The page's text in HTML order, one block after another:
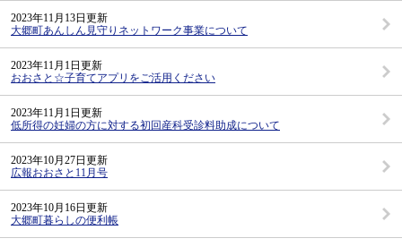
2023年11月13日更新
大郷町あんしん見守りネットワーク事業について
2023年11月1日更新
おおさと☆子育てアプリをご活用ください
2023年11月1日更新
低所得の妊婦の方に対する初回産科受診料助成について
2023年10月27日更新
広報おおさと11月号
2023年10月16日更新
大郷町暮らしの便利帳